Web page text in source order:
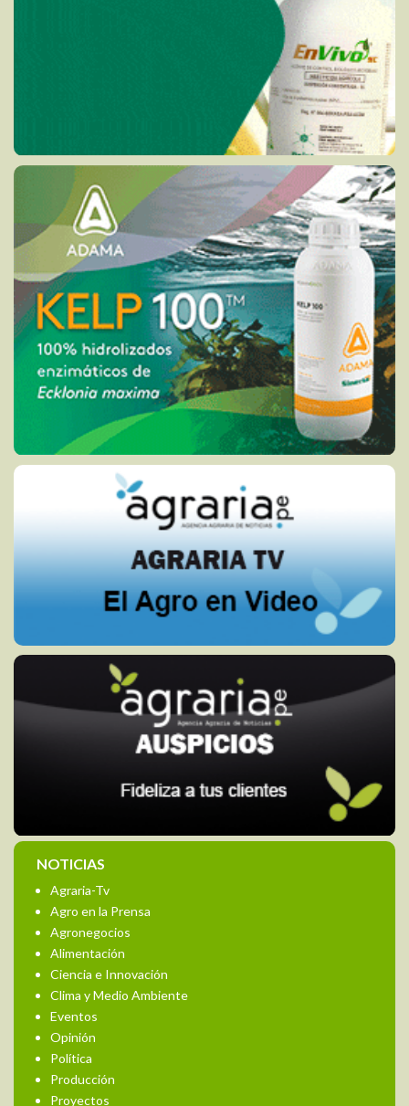
NOTICIAS
Agraria-Tv
Agro en la Prensa
Agronegocios
Alimentación
Ciencia e Innovación
Clima y Medio Ambiente
Eventos
Opinión
Política
Producción
Proyectos